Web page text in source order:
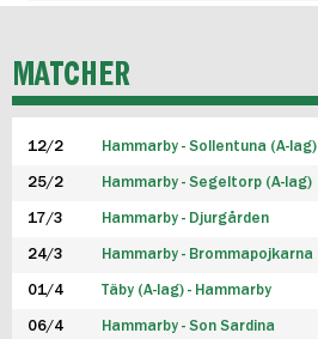
P19
F19
FUTSAL HERR
FUTSAL DAM
MATCHER
12/2 Hammarby - Sollentuna (A-lag)
25/2 Hammarby - Segeltorp (A-lag)
17/3 Hammarby - Djurgården
24/3 Hammarby - Brommapojkarna
01/4 Täby (A-lag) - Hammarby
06/4 Hammarby - Son Sardina